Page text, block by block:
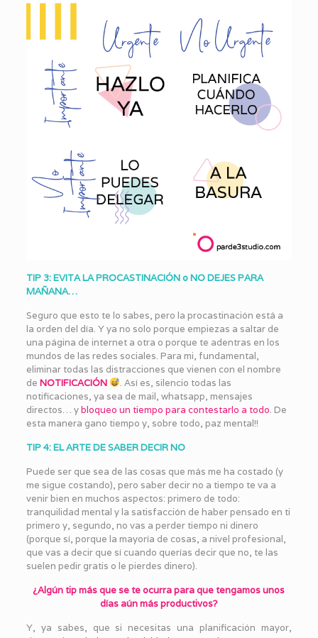
TIP 3: EVITA LA PROCASTINACIÓN o NO DEJES PARA
MAÑANA…
Seguro que esto te lo sabes, pero la procastinación está a
la orden del día. Y ya no solo porque empiezas a saltar de
una página de internet a otra o porque te adentras en los
mundos de las redes sociales. Para mi, fundamental,
eliminar todas las distracciones que vienen con el nombre
de NOTIFICACIÓN
. Así es, silencio todas las
notificaciones, ya sea de mail, whatsapp, mensajes
directos… ybloqueo un tiempo para contestarlo a todo. De
esta manera gano tiempo y, sobre todo, paz mental!!
TIP 4: EL ARTE DE SABER DECIR NO
Puede ser que sea de las cosas que más me ha costado (y
me sigue costando), pero saber decir no a tiempo te va a
venir bien en muchos aspectos: primero de todo:
tranquilidad mental y la satisfacción de haber pensado en ti
primero y, segundo, no vas a perder tiempo ni dinero
(porque sí, porque la mayoría de cosas, a nivel profesional,
que vas a decir que sí cuando querías decir que no, te las
suelen pedir gratis o le pierdes dinero).
¿Algún tip más que se te ocurra para que tengamos unos
días aún más productivos?
Y, ya sabes, que si necesitas una planificación mayor,